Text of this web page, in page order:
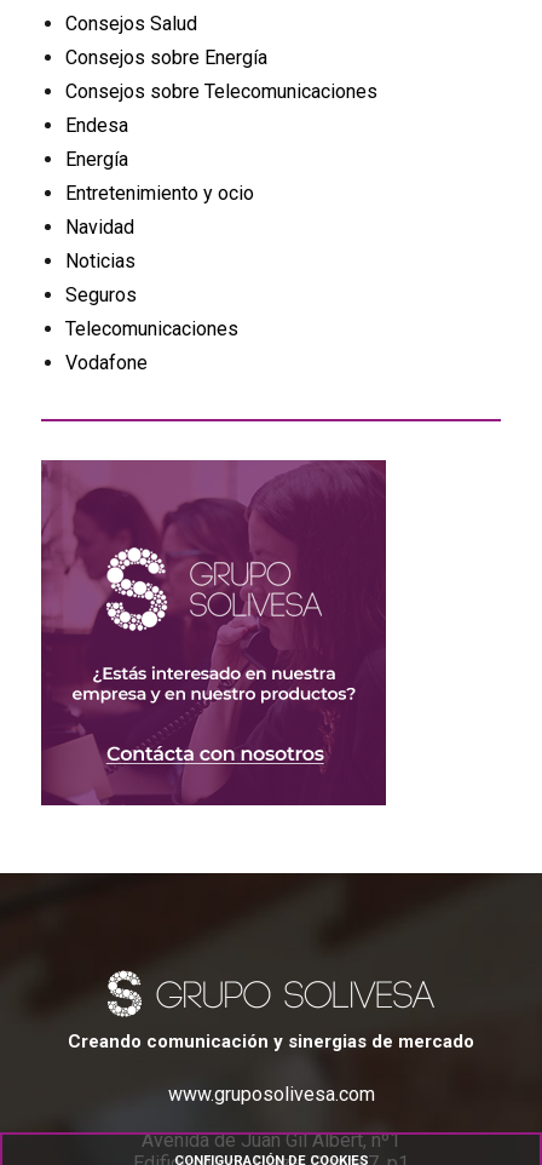
Consejos Salud
Consejos sobre Energía
Consejos sobre Telecomunicaciones
Endesa
Energía
Entretenimiento y ocio
Navidad
Noticias
Seguros
Telecomunicaciones
Vodafone
Creando comunicación y sinergias de mercado
www.gruposolivesa.com
Avenida de Juan Gil Albert, nº1
CONFIGURACIÓN DE COOKIES